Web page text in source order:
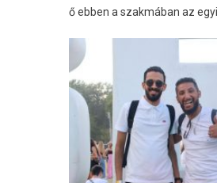
ő ebben a szakmában az